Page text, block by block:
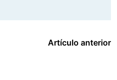
Artículo anterior